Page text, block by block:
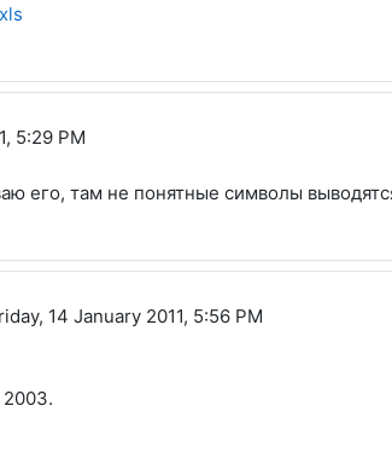
5:29 PM
его, там не понятные символы
14 January 2011, 5:56 PM
2003.